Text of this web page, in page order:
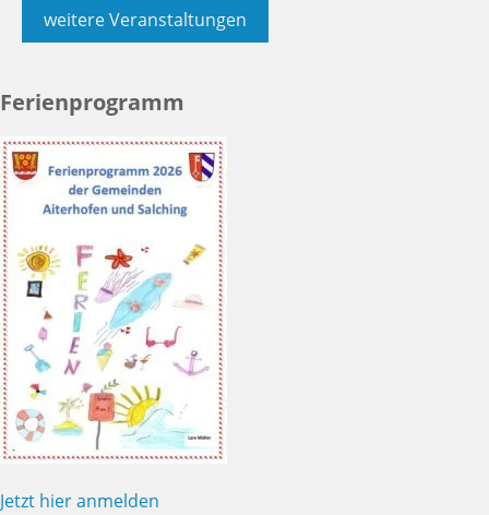
weitere Veranstaltungen
Ferienprogramm
Jetzt hier anmelden